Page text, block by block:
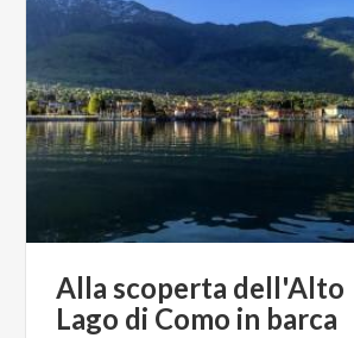
Alla scoperta dell'Alto
Lago di Como in barca